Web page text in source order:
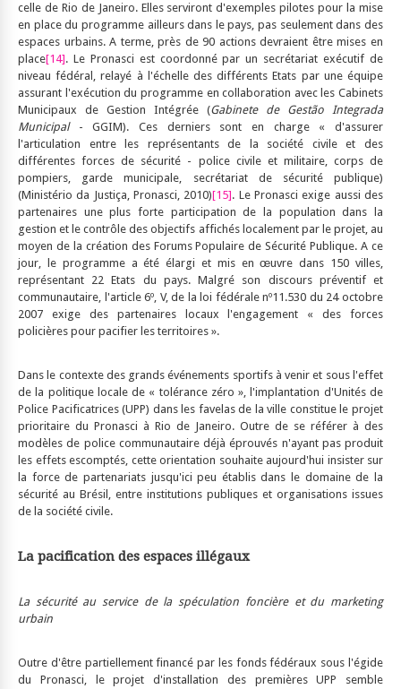
celle de Rio de Janeiro. Elles serviront d'exemples pilotes pour la mise
en place du programme ailleurs dans le pays, pas seulement dans des
espaces urbains. A terme, près de 90 actions devraient être mises en
place[14]. Le Pronasci est coordonné par un secrétariat exécutif de
niveau fédéral, relayé à l'échelle des différents Etats par une équipe
assurant l'exécution du programme en collaboration avec les Cabinets
Municipaux de Gestion Intégrée (Gabinete de Gestão Integrada
Municipal- GGIM). Ces derniers sont en charge « d'assurer
l'articulation entre les représentants de la société civile et des
différentes forces de sécurité - police civile et militaire, corps de
pompiers, garde municipale, secrétariat de sécurité publique)
(Ministério da Justiça, Pronasci, 2010)[15]. Le Pronasci exige aussi des
partenaires une plus forte participation de la population dans la
gestion et le contrôle des objectifs affichés localement par le projet, au
moyen de la création des Forums Populaire de Sécurité Publique. A ce
jour, le programme a été élargi et mis en œuvre dans 150 villes,
représentant 22 Etats du pays. Malgré son discours préventif et
communautaire, l'article 6º, V, de la loi fédérale nº11.530 du 24 octobre
2007 exige des partenaires locaux l'engagement « des forces
policières pour pacifier les territoires ».
Dans le contexte des grands événements sportifs à venir et sous l'effet
de la politique locale de « tolérance zéro », l'implantation d'Unités de
Police Pacificatrices (UPP) dans les favelas de la ville constitue le projet
prioritaire du Pronasci à Rio de Janeiro. Outre de se référer à des
modèles de police communautaire déjà éprouvés n'ayant pas produit
les effets escomptés, cette orientation souhaite aujourd'hui insister sur
la force de partenariats jusqu'ici peu établis dans le domaine de la
sécurité au Brésil, entre institutions publiques et organisations issues
de la société civile.
La pacification des espaces illégaux
La sécurité au service de la spéculation foncière et du marketing
urbain
Outre d'être partiellement financé par les fonds fédéraux sous l'égide
du Pronasci, le projet d'installation des premières UPP semble